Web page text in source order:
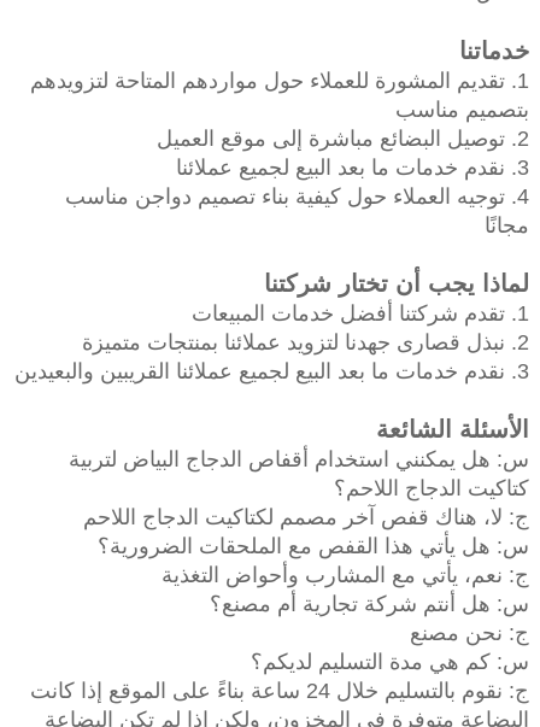
خدماتنا
1. تقديم المشورة للعملاء حول مواردهم المتاحة لتزويدهم
بتصميم مناسب
2. توصيل البضائع مباشرة إلى موقع العميل
3. نقدم خدمات ما بعد البيع لجميع عملائنا
4. توجيه العملاء حول كيفية بناء تصميم دواجن مناسب
مجانًا
لماذا يجب أن تختار شركتنا
1. تقدم شركتنا أفضل خدمات المبيعات
2. نبذل قصارى جهدنا لتزويد عملائنا بمنتجات متميزة
3. نقدم خدمات ما بعد البيع لجميع عملائنا القريبين والبعيدين
الأسئلة الشائعة
س: هل يمكنني استخدام أقفاص الدجاج البياض لتربية
كتاكيت الدجاج اللاحم؟
ج: لا، هناك قفص آخر مصمم لكتاكيت الدجاج اللاحم
س: هل يأتي هذا القفص مع الملحقات الضرورية؟
ج: نعم، يأتي مع المشارب وأحواض التغذية
س: هل أنتم شركة تجارية أم مصنع؟
ج: نحن مصنع
س: كم هي مدة التسليم لديكم؟
ج: نقوم بالتسليم خلال 24 ساعة بناءً على الموقع إذا كانت
البضاعة متوفرة في المخزون، ولكن إذا لم تكن البضاعة